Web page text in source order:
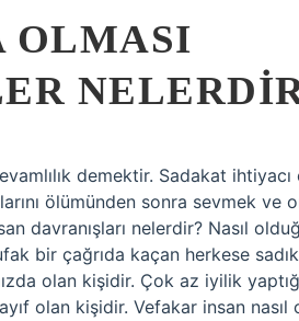
OLMASI
demektir. Sadakat
ölümünden sonra sevmek ve
davranışları nelerdir? Nasıl
bir çağrıda kaçan herkese
olan kişidir. Çok az iyilik
olan kişidir. Vefakar insan nasıl